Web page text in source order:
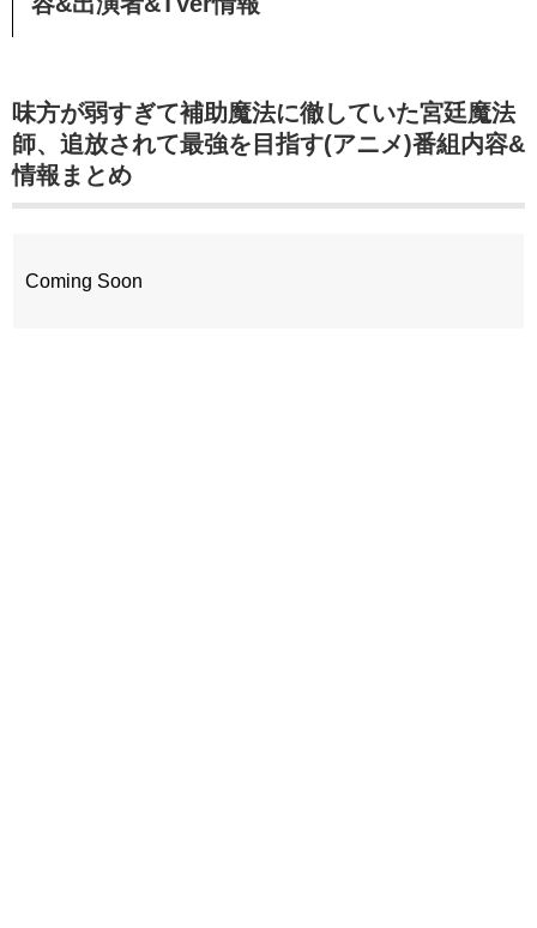
味方が弱すぎて補助魔法に徹していた宮廷魔法
師、追放されて最強を目指す(アニメ)番組内容&
情報まとめ
Coming Soon